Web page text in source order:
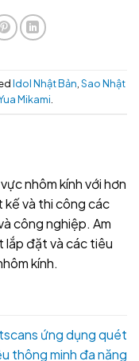
Idol Nhật Bản,Sao Nhật
Mikami.
nhôm kính với hơn
kế và thi công các
công nghiệp. Am
lắp đặt và các tiêu
kính.
ứng dụng quét
thông minh đa năng